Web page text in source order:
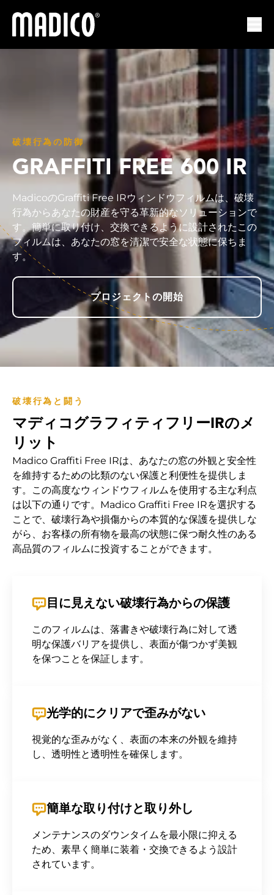
マディコ
破壊行為の防御
GRAFFITI FREE 600 IR
MadicoのGraffiti Free IRウィンドウフィルムは、破壊
行為からあなたの財産を守る革新的なソリューションで
す。簡単に取り付け、交換できるように設計されたこの
フィルムは、あなたの窓を清潔で安全な状態に保ちま
す。
プロジェクトの開始
破壊行為と闘う
マディコグラフィティフリーIRのメ
リット
Madico Graffiti Free IRは、あなたの窓の外観と安全性
を維持するための比類のない保護と利便性を提供しま
す。この高度なウィンドウフィルムを使用する主な利点
は以下の通りです。Madico Graffiti Free IRを選択する
ことで、破壊行為や損傷からの本質的な保護を提供しな
がら、お客様の所有物を最高の状態に保つ耐久性のある
高品質のフィルムに投資することができます。
目に見えない破壊行為からの保護
このフィルムは、落書きや破壊行為に対して透
明な保護バリアを提供し、表面が傷つかず美観
を保つことを保証します。
光学的にクリアで歪みがない
視覚的な歪みがなく、表面の本来の外観を維持
し、透明性と透明性を確保します。
簡単な取り付けと取り外し
メンテナンスのダウンタイムを最小限に抑える
ため、素早く簡単に装着・交換できるよう設計
されています。